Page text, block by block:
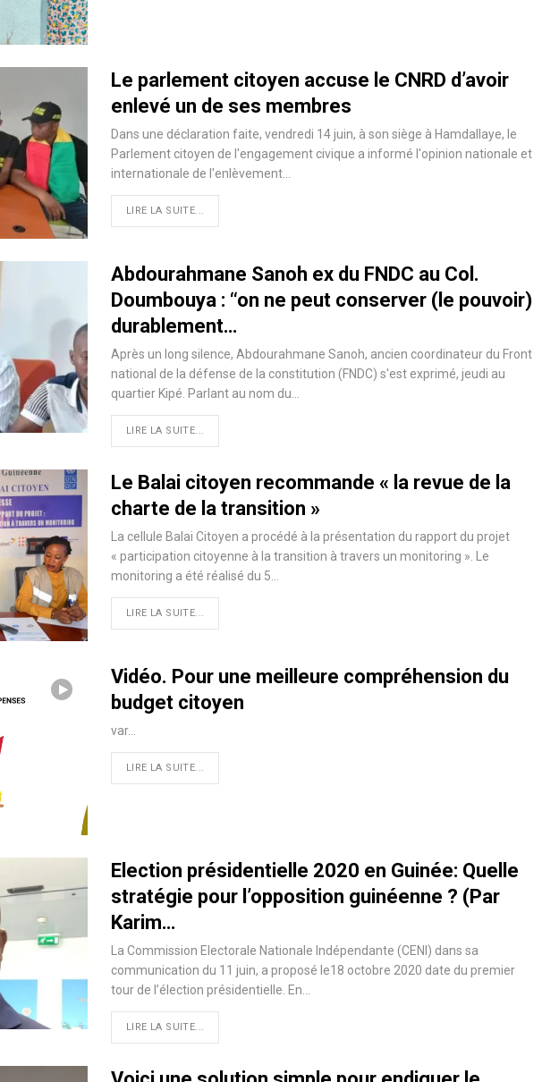
Le parlement citoyen accuse le CNRD d’avoir
enlevé un de ses membres
Dans une déclaration faite, vendredi 14 juin, à son siège à Hamdallaye, le
Parlement citoyen de l'engagement civique a informé l'opinion nationale et
internationale de l'enlèvement…
LIRE LA SUITE...
Abdourahmane Sanoh ex du FNDC au Col.
Doumbouya : ‘‘on ne peut conserver (le pouvoir)
durablement…
Après un long silence, Abdourahmane Sanoh, ancien coordinateur du Front
national de la défense de la constitution (FNDC) s'est exprimé, jeudi au
quartier Kipé. Parlant au nom du…
LIRE LA SUITE...
Le Balai citoyen recommande « la revue de la
charte de la transition »
La cellule Balai Citoyen a procédé à la présentation du rapport du projet
« participation citoyenne à la transition à travers un monitoring ». Le
monitoring a été réalisé du 5…
LIRE LA SUITE...
Vidéo. Pour une meilleure compréhension du
budget citoyen
var…
LIRE LA SUITE...
Election présidentielle 2020 en Guinée: Quelle
stratégie pour l’opposition guinéenne ? (Par
Karim…
La Commission Electorale Nationale Indépendante (CENI) dans sa
communication du 11 juin, a proposé le18 octobre 2020 date du premier
tour de l’élection présidentielle. En
LIRE LA SUITE...